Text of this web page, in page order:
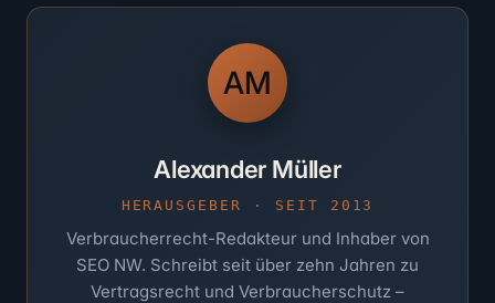
AM
Alexander Müller
HERAUSGEBER · SEIT 2013
Verbraucherrecht-Redakteur und Inhaber von
SEO NW. Schreibt seit über zehn Jahren zu
Vertragsrecht und Verbraucherschutz –